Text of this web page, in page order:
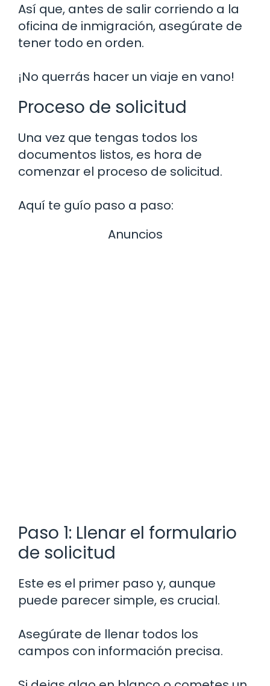
Así que, antes de salir corriendo a la
oficina de inmigración, asegúrate de
tener todo en orden.
¡No querrás hacer un viaje en vano!
Proceso de solicitud
Una vez que tengas todos los
documentos listos, es hora de
comenzar el proceso de solicitud.
Aquí te guío paso a paso:
Anuncios
Paso 1: Llenar el formulario
de solicitud
Este es el primer paso y, aunque
puede parecer simple, es crucial.
Asegúrate de llenar todos los
campos con información precisa.